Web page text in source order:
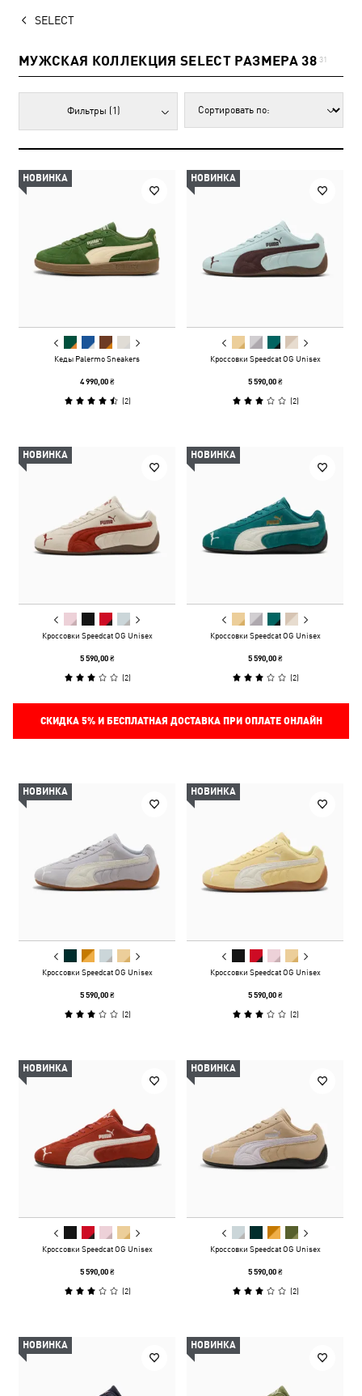
SELECT
МУЖСКАЯ КОЛЛЕКЦИЯ SELECT РАЗМЕРА 38 31
Фильтры (1)
НОВИНКА
Кеды Palermo Sneakers
4 990,00 ₴
(2)
НОВИНКА
Кроссовки Speedcat OG Unisex
5 590,00 ₴
(2)
НОВИНКА
Кроссовки Speedcat OG Unisex
5 590,00 ₴
(2)
НОВИНКА
Кроссовки Speedcat OG Unisex
5 590,00 ₴
(2)
СКИДКА 5%И БЕСПЛАТНАЯ ДОСТАВКА ПРИ ОПЛАТЕ ОНЛАЙН
НОВИНКА
Кроссовки Speedcat OG Unisex
5 590,00 ₴
(2)
НОВИНКА
Кроссовки Speedcat OG Unisex
5 590,00 ₴
(2)
НОВИНКА
Кроссовки Speedcat OG Unisex
5 590,00 ₴
(2)
НОВИНКА
Кроссовки Speedcat OG Unisex
5 590,00 ₴
(2)
НОВИНКА НОВИНКА